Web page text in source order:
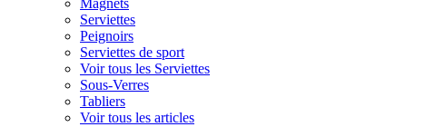
Magnets
Serviettes
Peignoirs
Serviettes de sport
Voir tous les Serviettes
Sous-Verres
Tabliers
Voir tous les articles